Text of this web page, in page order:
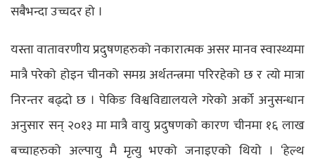
सबैभन्दा उच्चदर हो ।
यस्ता वातावरणीय प्रदुषणहरुको नकारात्मक असर मानव स्वास्थ्यमा
मात्रै परेको होइन चीनको समग्र अर्थतन्त्रमा परिरहेको छ र त्यो मात्रा
निरन्तर बढ्दो छ । पेकिङ विश्वविद्यालयले गरेको अर्को अनुसन्धान
अनुसार सन् २०१३ मा मात्रै वायु प्रदुषणको कारण चीनमा १६ लाख
बच्चाहरुको अल्पायु मै मृत्यु भएको जनाइएको थियो । ‘हेल्थ